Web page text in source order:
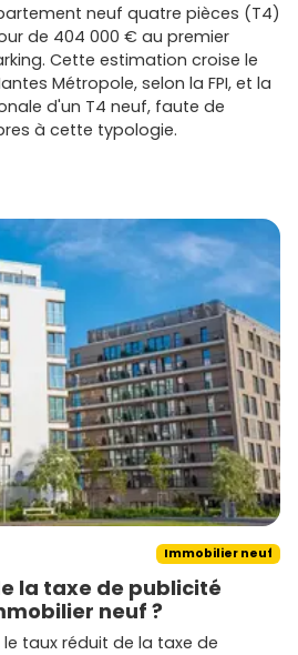
neuf quatre pièces (T4)
de 404 000 € au premier
Cette estimation croise le
Métropole, selon la FPI, et la
d'un T4 neuf, faute de
à cette typologie.
Immobilier neuf
la taxe de publicité
neuf ?
taux réduit de la taxe de